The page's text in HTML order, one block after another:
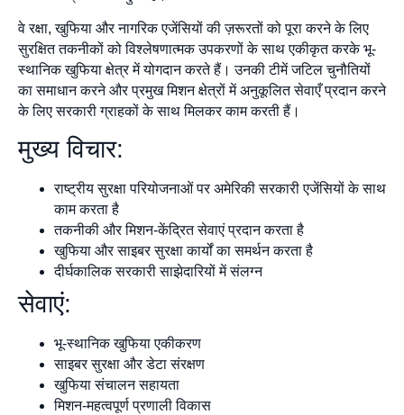
वे रक्षा, खुफिया और नागरिक एजेंसियों की ज़रूरतों को पूरा करने के लिए
सुरक्षित तकनीकों को विश्लेषणात्मक उपकरणों के साथ एकीकृत करके भू-
स्थानिक खुफिया क्षेत्र में योगदान करते हैं। उनकी टीमें जटिल चुनौतियों
का समाधान करने और प्रमुख मिशन क्षेत्रों में अनुकूलित सेवाएँ प्रदान करने
के लिए सरकारी ग्राहकों के साथ मिलकर काम करती हैं।
मुख्य विचार:
राष्ट्रीय सुरक्षा परियोजनाओं पर अमेरिकी सरकारी एजेंसियों के साथ
काम करता है
तकनीकी और मिशन-केंद्रित सेवाएं प्रदान करता है
खुफिया और साइबर सुरक्षा कार्यों का समर्थन करता है
दीर्घकालिक सरकारी साझेदारियों में संलग्न
सेवाएं:
भू-स्थानिक खुफिया एकीकरण
साइबर सुरक्षा और डेटा संरक्षण
खुफिया संचालन सहायता
मिशन-महत्वपूर्ण प्रणाली विकास